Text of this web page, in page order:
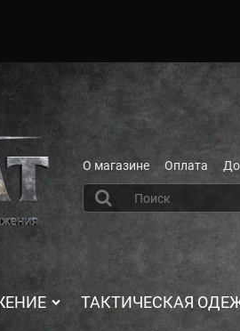
О магазине Оплата
ТАКТИЧЕСКАЯ